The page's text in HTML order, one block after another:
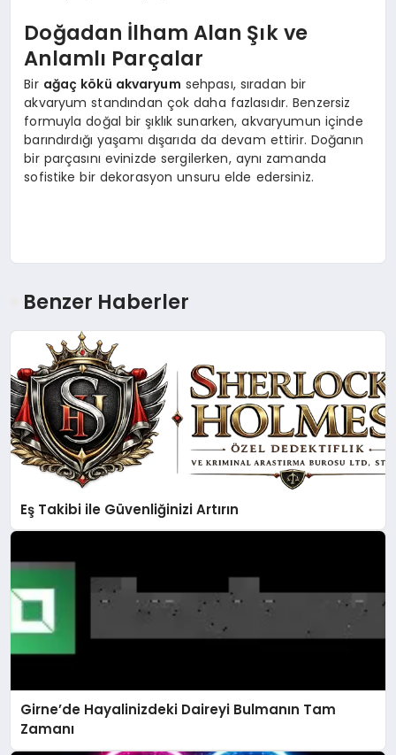
Doğadan İlham Alan Şık ve
Anlamlı Parçalar
Bir ağaç kökü akvaryum sehpası, sıradan bir
akvaryum standından çok daha fazlasıdır. Benzersiz
formuyla doğal bir şıklık sunarken, akvaryumun içinde
barındırdığı yaşamı dışarıda da devam ettirir. Doğanın
bir parçasını evinizde sergilerken, aynı zamanda
sofistike bir dekorasyon unsuru elde edersiniz.
Benzer Haberler
Eş Takibi ile Güvenliğinizi Artırın
Girne’de Hayalinizdeki Daireyi Bulmanın Tam
Zamanı